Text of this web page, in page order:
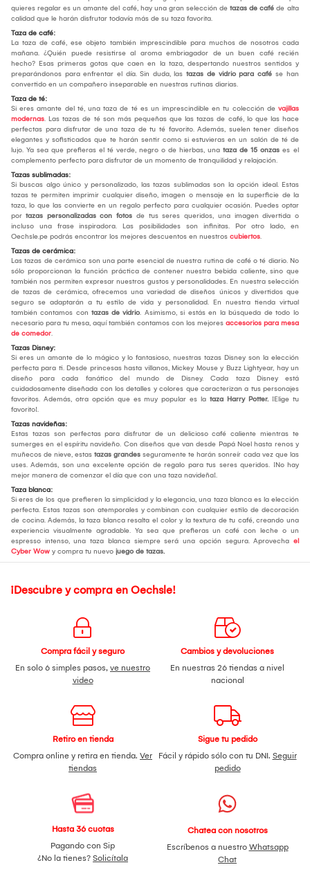
quieres regalar es un amante del café, hay una gran selección de tazas de café de alta
calidad que le harán disfrutar todavía más de su taza favorita.
Taza de café:
La taza de café, ese objeto también imprescindible para muchos de nosotros cada
mañana. ¿Quién puede resistirse al aroma embriagador de un buen café recién
hecho? Esas primeras gotas que caen en la taza, despertando nuestros sentidos y
preparándonos para enfrentar el día. Sin duda, las tazas de vidrio para café se han
convertido en un compañero inseparable en nuestras rutinas diarias.
Taza de té:
Si eres amante del té, una taza de té es un imprescindible en tu colección de vajillas
modernas. Las tazas de té son más pequeñas que las tazas de café, lo que las hace
perfectas para disfrutar de una taza de tu té favorito. Además, suelen tener diseños
elegantes y sofisticados que te harán sentir como si estuvieras en un salón de té de
lujo. Ya sea que prefieras el té verde, negro o de hierbas, una taza de 15 onzas es el
complemento perfecto para disfrutar de un momento de tranquilidad y relajación.
Tazas sublimadas:
Si buscas algo único y personalizado, las tazas sublimadas son la opción ideal. Estas
tazas te permiten imprimir cualquier diseño, imagen o mensaje en la superficie de la
taza, lo que las convierte en un regalo perfecto para cualquier ocasión. Puedes optar
por tazas personalizadas con fotos de tus seres queridos, una imagen divertida o
incluso una frase inspiradora. Las posibilidades son infinitas. Por otro lado, en
Oechsle.pe podrás encontrar los mejores descuentos en nuestros cubiertos.
Tazas de cerámica:
Las tazas de cerámica son una parte esencial de nuestra rutina de café o té diario. No
sólo proporcionan la función práctica de contener nuestra bebida caliente, sino que
también nos permiten expresar nuestros gustos y personalidades. En nuestra selección
de tazas de cerámica, ofrecemos una variedad de diseños únicos y divertidos que
seguro se adaptarán a tu estilo de vida y personalidad. En nuestra tienda virtual
también contamos con tazas de vidrio. Asimismo, si estás en la búsqueda de todo lo
necesario para tu mesa, aquí también contamos con los mejores accesorios para mesa
de comedor.
Tazas Disney:
Si eres un amante de lo mágico y lo fantasioso, nuestras tazas Disney son la elección
perfecta para ti. Desde princesas hasta villanos, Mickey Mouse y Buzz Lightyear, hay un
diseño para cada fanático del mundo de Disney. Cada taza Disney está
cuidadosamente diseñada con los detalles y colores que caracterizan a tus personajes
favoritos. Además, otra opción que es muy popular es la taza Harry Potter. ¡Elige tu
favorito!.
Tazas navideñas:
Estas tazas son perfectas para disfrutar de un delicioso café caliente mientras te
sumerges en el espíritu navideño. Con diseños que van desde Papá Noel hasta renos y
muñecos de nieve, estas tazas grandes seguramente te harán sonreír cada vez que las
uses. Además, son una excelente opción de regalo para tus seres queridos. ¡No hay
mejor manera de comenzar el día que con una taza navideña!.
Taza blanca:
Si eres de los que prefieren la simplicidad y la elegancia, una taza blanca es la elección
perfecta. Estas tazas son atemporales y combinan con cualquier estilo de decoración
de cocina. Además, la taza blanca resalta el color y la textura de tu café, creando una
experiencia visualmente agradable. Ya sea que prefieras un café con leche o un
espresso intenso, una taza blanca siempre será una opción segura. Aprovecha el
Cyber Wow y compra tu nuevo juego de tazas.
¡Descubre y compra en Oechsle!
Compra fácil y seguro
En solo 6 simples pasos, ve nuestro
video
Cambios y devoluciones
En nuestras 26 tiendas a nivel
nacional
Retiro en tienda
Compra online y retira en tienda. Ver
tiendas
Sigue tu pedido
Fácil y rápido sólo con tu DNI. Seguir
pedido
Hasta 36 cuotas
Pagando con Sip
¿No la tienes? Solicítala
Chatea con nosotros
Escríbenos a nuestro Whatsapp
Chat